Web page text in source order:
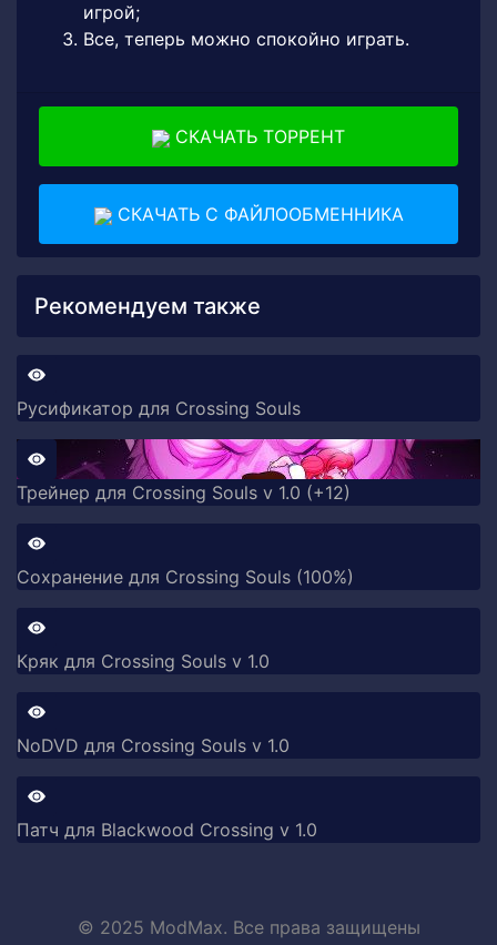
игрой;
Все, теперь можно спокойно играть.
СКАЧАТЬ ТОРРЕНТ
СКАЧАТЬ С ФАЙЛООБМЕННИКА
Рекомендуем также
Русификатор для Crossing Souls
Трейнер для Crossing Souls v 1.0 (+12)
Сохранение для Crossing Souls (100%)
Кряк для Crossing Souls v 1.0
NoDVD для Crossing Souls v 1.0
Патч для Blackwood Crossing v 1.0
© 2025 ModMax. Все права защищены